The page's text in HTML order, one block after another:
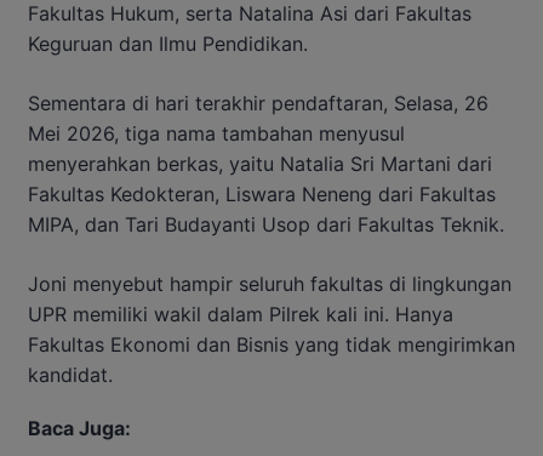
Fakultas Hukum, serta Natalina Asi dari Fakultas
Keguruan dan Ilmu Pendidikan.
Sementara di hari terakhir pendaftaran, Selasa, 26
Mei 2026, tiga nama tambahan menyusul
menyerahkan berkas, yaitu Natalia Sri Martani dari
Fakultas Kedokteran, Liswara Neneng dari Fakultas
MIPA, dan Tari Budayanti Usop dari Fakultas Teknik.
Joni menyebut hampir seluruh fakultas di lingkungan
UPR memiliki wakil dalam Pilrek kali ini. Hanya
Fakultas Ekonomi dan Bisnis yang tidak mengirimkan
kandidat.
Baca Juga: